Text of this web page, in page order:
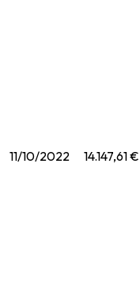
11/10/2022 14.147,61 €